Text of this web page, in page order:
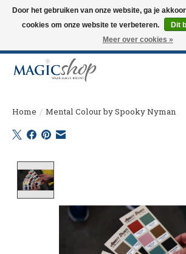
Altijd de nieuwste trucs op voorraad. Snelle
Langskomen in onze winkel? Bel of mail om een
Home / Mental Colour by Spooky Nyman
Door het gebruiken van onze website, ga je
cookies om onze website te verbeteren.
Dit
Meer over cookies »